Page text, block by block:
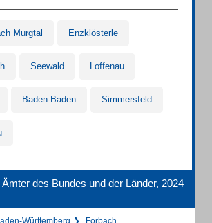
Murgtal Enzklösterle
Seewald Loffenau
Baden-Baden Simmersfeld
des Bundes und der Länder, 2024
Württemberg Forbach